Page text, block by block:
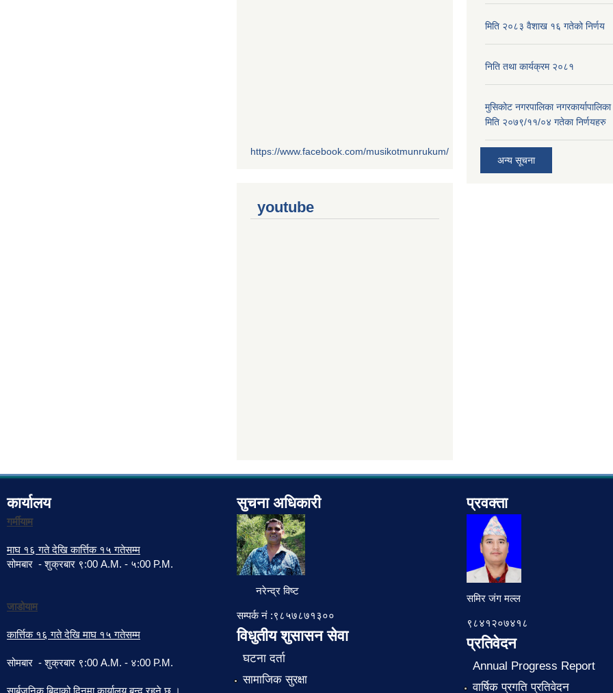
https://www.facebook.com/musikotmunrukum/
youtube
मिति २०८३ वैशाख १६ गतेको निर्णय
निति तथा कार्यक्रम २०८१
मुसिकोट नगरपालिका
मिति २०७९/११/०४ गतेका निर्णयहरु
अन्य सूचना
कार्यालय
गर्मीयाम
माघ १६ गते देखि कार्त्तिक १५ गतेसम्म
सोमबार - शुक्रबार ९:00 A.M. - ५:00 P.M.
जाडोयाम
कार्त्तिक १६ गते देखि माघ १५ गतेसम्म
सोमबार - शुक्रबार ९:00 A.M. - ४:00 P.M.
सार्बजनिक बिदाको दिनमा कार्यालय बन्द रहने छ ।
सुचना अधिकारी
नरेन्द्र विष्ट
सम्पर्क नं :९८५७८७१३००
विधुतीय शुसासन सेवा
घटना दर्ता
सामाजिक सुरक्षा
प्रवक्ता
समिर जंग मल्ल
९८४१२०७४१८
प्रतिवेदन
Annual Progress Report
वार्षिक प्रगति प्रतिवेदन